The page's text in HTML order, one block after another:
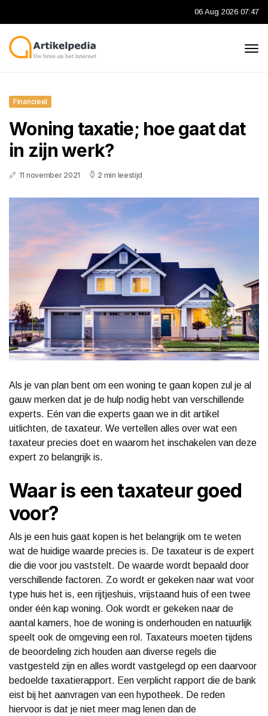
06 Aug 2026 07:47
Financieel
Woning taxatie; hoe gaat dat
in zijn werk?
11 november 2021 2 min leestijd
Als je van plan bent om een woning te gaan kopen zul je al
gauw merken dat je de hulp nodig hebt van verschillende
experts. Eén van die experts gaan we in dit artikel
uitlichten, de taxateur. We vertellen alles over wat een
taxateur precies doet en waarom het inschakelen van deze
expert zo belangrijk is.
Waar is een taxateur goed
voor?
Als je een huis gaat kopen is het belangrijk om te weten
wat de huidige waarde precies is. De taxateur is de expert
die die voor jou vaststelt. De waarde wordt bepaald door
verschillende factoren. Zo wordt er gekeken naar wat voor
type huis het is, een rijtjeshuis, vrijstaand huis of een twee
onder één kap woning. Ook wordt er gekeken naar de
aantal kamers, hoe de woning is onderhouden en natuurlijk
speelt ook de omgeving een rol. Taxateurs moeten tijdens
de beoordeling zich houden aan diverse regels die
vastgesteld zijn en alles wordt vastgelegd op een daarvoor
bedoelde taxatierapport. Een verplicht rapport die de bank
eist bij het aanvragen van een hypotheek. De reden
hiervoor is dat je niet meer mag lenen dan de